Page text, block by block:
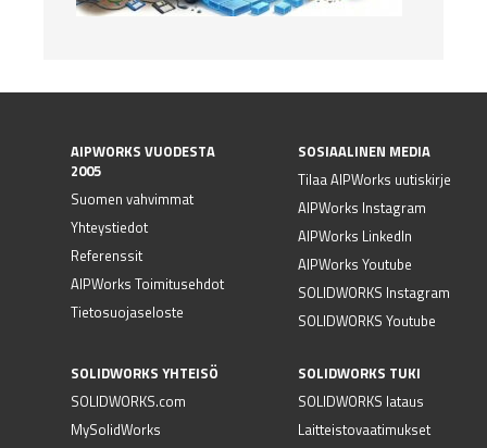
AIPWORKS VUODESTA
2005
Suomen vahvimmat
Yhteystiedot
Referenssit
AIPWorks Toimitusehdot
Tietosuojaseloste
SOSIAALINEN MEDIA
Tilaa AIPWorks uutiskirje
AIPWorks Instagram
AIPWorks LinkedIn
AIPWorks Youtube
SOLIDWORKS Instagram
SOLIDWORKS Youtube
SOLIDWORKS YHTEISÖ
SOLIDWORKS.com
MySolidWorks
SOLIDWORKS TUKI
SOLIDWORKS lataus
Laitteistovaatimukset